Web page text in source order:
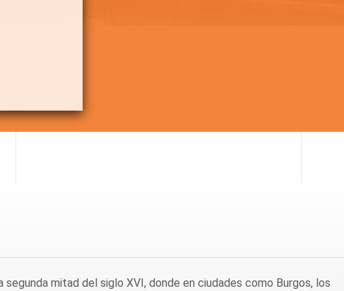
mitad del siglo XVI, donde en ciudades como Burgos, los